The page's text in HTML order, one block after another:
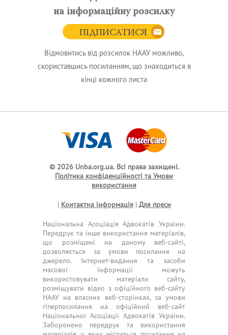
на інформаційну розсилку
ПІДПИСАТИСЯ
Відмовитись від розсилок НААУ можливо,
скориставшись посиланням, що знаходиться в
кінці кожного листа
© 2026 Unba.org.ua. Всі права захищені.
Політика конфіденційності та Умови
використання
| Контактна інформація| Для преси
Національна Асоціація Адвокатів України.
Передрук та інше використання матеріалів,
що розміщені на даному веб-сайті,
дозволяється за умови посилання на
джерело. Інтернет-видання та засоби
масової інформації можуть
використовувати матеріали сайту,
розміщувати відео з офіційного веб-сайту
НААУ на власних веб-сторінках, за умови
гіперпосилання на офіційний веб-сайт
Національної Асоціації Адвокатів України.
Заборонено передрук та використання